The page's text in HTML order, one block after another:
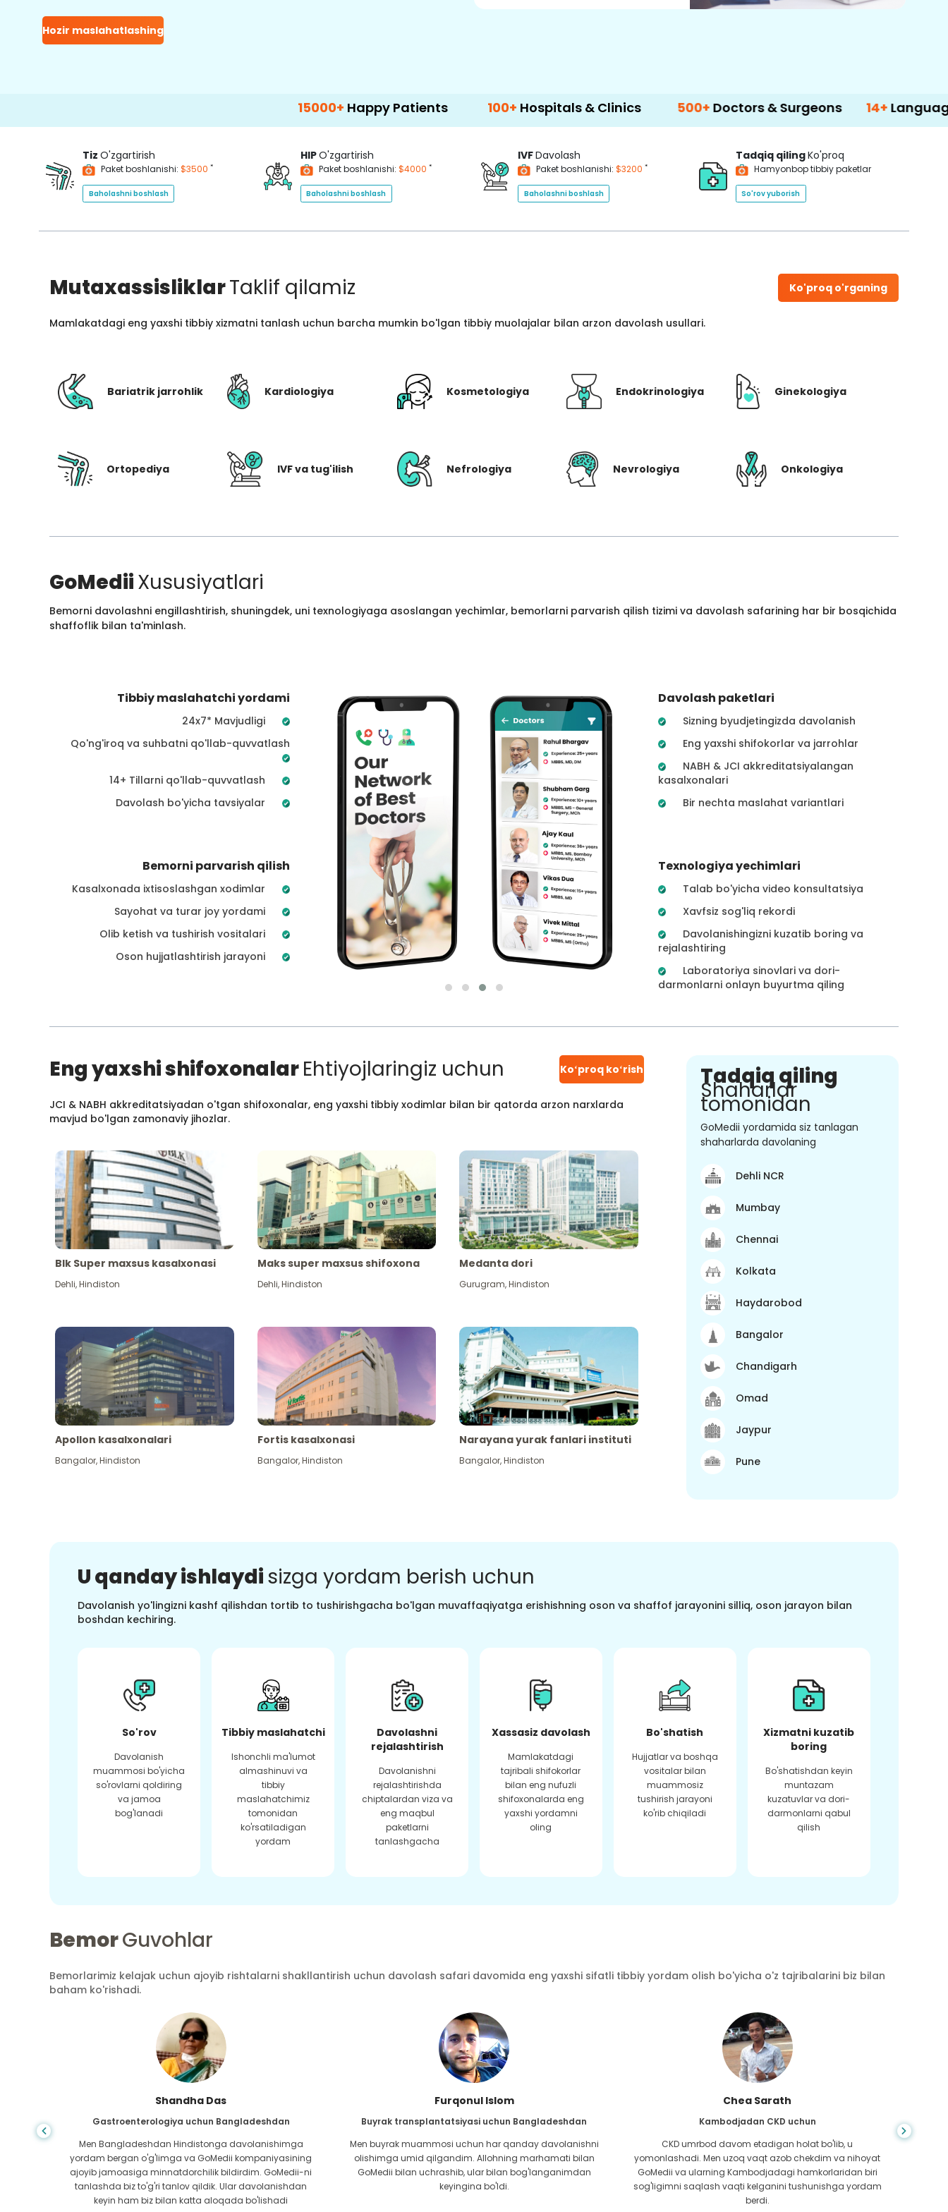
Hozir maslahatlashing
Happy Patients 100+ Hospitals & Clinics 500+ Doctors & Surgeons 14+Language Support
Tiz O'zgartirish
Paket boshlanishi: $3500 *
Baholashni boshlash
HIPO'zgartirish
Paket boshlanishi: $4000 *
Baholashni boshlash
IVFDavolash
Paket boshlanishi: $3200 *
Baholashni boshlash
Tadqiq qilingKo'proq
Hamyonbop tibbiy paketlar
So'rov yuborish
MutaxassisliklarTaklif qilamiz Ko'proq o'rganing
Mamlakatdagi eng yaxshi tibbiy xizmatni tanlash uchun barcha mumkin bo'lgan tibbiy muolajalar bilan arzon davolash usullari.
Bariatrik jarrohlik Kardiologiya Kosmetologiya Endokrinologiya Ginekologiya
Ortopediya IVF va tug'ilish Nefrologiya Nevrologiya Onkologiya
GoMediiXususiyatlari
Bemorni davolashni engillashtirish, shuningdek, uni texnologiyaga asoslangan yechimlar, bemorlarni parvarish qilish tizimi va davolash safarining har bir bosqichida
shaffoflik bilan ta'minlash.
Tibbiy maslahatchi yordami
24x7* Mavjudligi
Qo'ng'iroq va suhbatni qo'llab-quvvatlash
14+ Tillarni qo'llab-quvvatlash
Davolash bo'yicha tavsiyalar
Bemorni parvarish qilish
Kasalxonada ixtisoslashgan xodimlar
Sayohat va turar joy yordami
Olib ketish va tushirish vositalari
Oson hujjatlashtirish jarayoni
Davolash paketlari
Sizning byudjetingizda davolanish
Eng yaxshi shifokorlar va jarrohlar
NABH & JCI akkreditatsiyalangan
kasalxonalari
Bir nechta maslahat variantlari
Texnologiya yechimlari
Talab bo'yicha video konsultatsiya
Xavfsiz sog'liq rekordi
Davolanishingizni kuzatib boring va
rejalashtiring
Laboratoriya sinovlari va dori-
darmonlarni onlayn buyurtma qiling
Eng yaxshi shifoxonalarEhtiyojlaringiz uchun Koʻproq koʻrish
JCI & NABH akkreditatsiyadan o'tgan shifoxonalar, eng yaxshi tibbiy xodimlar bilan bir qatorda arzon narxlarda
mavjud bo'lgan zamonaviy jihozlar.
Blk Super maxsus kasalxonasi
Dehli,Hindiston
Maks super maxsus shifoxona
Dehli,Hindiston
Medanta dori
Gurugram,Hindiston
Apollon kasalxonalari
Bangalor,Hindiston
Fortis kasalxonasi
Bangalor,Hindiston
Narayana yurak fanlari instituti
Bangalor,Hindiston
Tadqiq qiling
Shaharlar
tomonidan
GoMedii yordamida siz tanlagan
shaharlarda davolaning
Dehli NCR
Mumbay
Chennai
Kolkata
Haydarobod
Bangalor
Chandigarh
Omad
Jaypur
Pune
U qanday ishlaydisizga yordam berish uchun
Davolanish yo'lingizni kashf qilishdan tortib to tushirishgacha bo'lgan muvaffaqiyatga erishishning oson va shaffof jarayonini silliq, oson jarayon bilan
boshdan kechiring.
So'rov
Davolanish
muammosi bo'yicha
so'rovlarni qoldiring
va jamoa
bog'lanadi
Tibbiy maslahatchi
Ishonchli ma'lumot
almashinuvi va
tibbiy
maslahatchimiz
tomonidan
ko'rsatiladigan
yordam
Davolashni
rejalashtirish
Davolanishni
rejalashtirishda
chiptalardan viza va
eng maqbul
paketlarni
tanlashgacha
Xassasiz davolash
Mamlakatdagi
tajribali shifokorlar
bilan eng nufuzli
shifoxonalarda eng
yaxshi yordamni
oling
Bo'shatish
Hujjatlar va boshqa
vositalar bilan
muammosiz
tushirish jarayoni
ko'rib chiqiladi
Xizmatni kuzatib
boring
Bo'shatishdan keyin
muntazam
kuzatuvlar va dori-
darmonlarni qabul
qilish
BemorGuvohlar
Bemorlarimiz kelajak uchun ajoyib rishtalarni shakllantirish uchun davolash safari davomida eng yaxshi sifatli tibbiy yordam olish bo'yicha o'z tajribalarini biz bilan
baham ko'rishadi.
Shandha Das
Gastroenterologiya uchun Bangladeshdan
Men Bangladeshdan Hindistonga davolanishimga
yordam bergan o'g'limga va GoMedii kompaniyasining
ajoyib jamoasiga minnatdorchilik bildirdim. GoMedii-ni
tanlashda biz to'g'ri tanlov qildik. Ular davolanishdan
keyin ham biz bilan katta aloqada bo'lishadi
Furqonul Islom
Buyrak transplantatsiyasi uchun Bangladeshdan
Men buyrak muammosi uchun har qanday davolanishni
olishimga umid qilgandim. Allohning marhamati bilan
GoMedii bilan uchrashib, ular bilan bog'langanimdan
keyingina bo'ldi.
Chea Sarath
Kambodjadan CKD uchun
CKD umrbod davom etadigan holat bo'lib, u
yomonlashadi. Men uzoq vaqt azob chekdim va nihoyat
GoMedii va ularning Kambodjadagi hamkorlaridan biri
sog'ligimni saqlash vaqti kelganini tushunishga yordam
berdi.